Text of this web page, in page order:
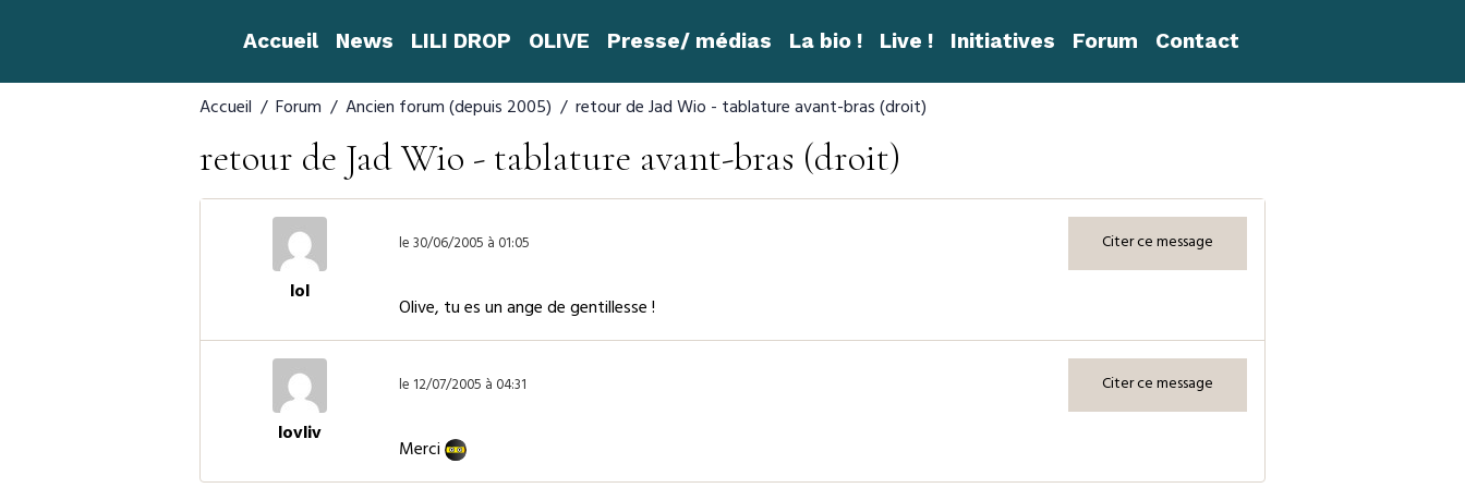
Accueil News LILI DROP OLIVE Presse/ médias La bio ! Live ! Initiatives Forum Contact
Accueil Forum Ancien forum (depuis 2005) retour de Jad Wio - tablature avant-bras (droit)
retour de Jad Wio - tablature avant-bras (droit)
lol
le 30/06/2005 à 01:05 Citer ce message
Olive, tu es un ange de gentillesse !
lovliv
le 12/07/2005 à 04:31 Citer ce message
Merci